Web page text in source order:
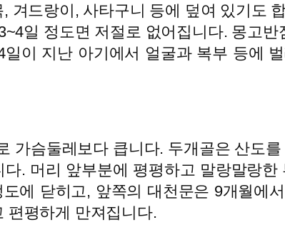
겨드랑이, 사타구니 등에 덮여 있기도
일 정도면 저절로 없어집니다. 몽고
이 지난 아기에서 얼굴과 복부 등에
가슴둘레보다 큽니다. 두개골은 산도
. 머리 앞부분에 평평하고 말랑말랑
에 닫히고, 앞쪽의 대천문은 9개월에
편평하게 만져집니다.